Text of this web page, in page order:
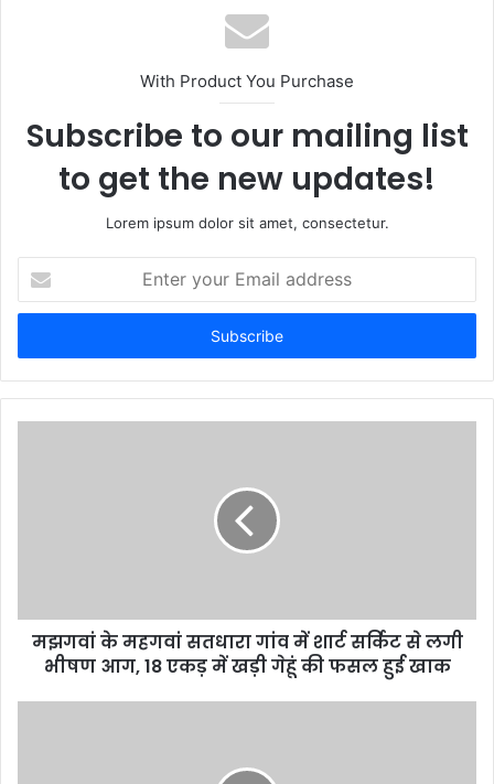
s
i
e
With Product You Purchase
Subscribe to our mailing list
to get the new updates!
Lorem ipsum dolor sit amet, consectetur.
t
r
y
मझगवां के महगवां सतधारा गांव में शार्ट सर्किट से लगी
भीषण आग, 18 एकड़ में खड़ी गेहूं की फसल हुई खाक